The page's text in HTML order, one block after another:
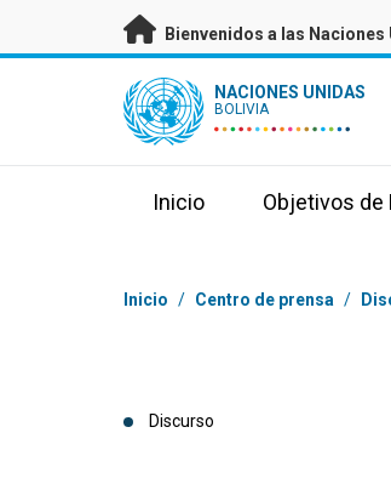
Saltar a contenido principal
Bienvenidos a las Naciones
UN Logo NACIONES UNIDAS
BOLIVIA
Inicio Objetivos de
Coordenadas dentro de la ruta
Inicio / Centro de prensa /
Discurso